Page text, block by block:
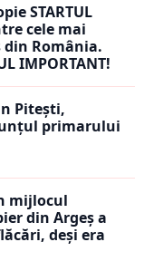
STARTUL
cele mai
România.
IMPORTANT!
Pitești,
primarului
mijlocul
din Argeș a
deși era